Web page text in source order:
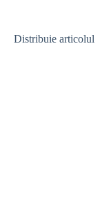
Distribuie articolul